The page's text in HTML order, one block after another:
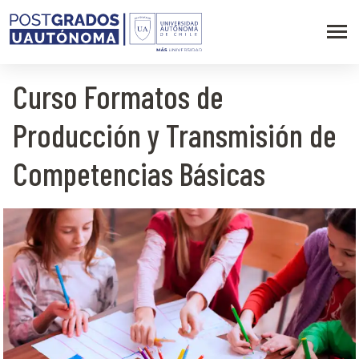
Curso Formatos de
Producción y Transmisión de
Competencias Básicas